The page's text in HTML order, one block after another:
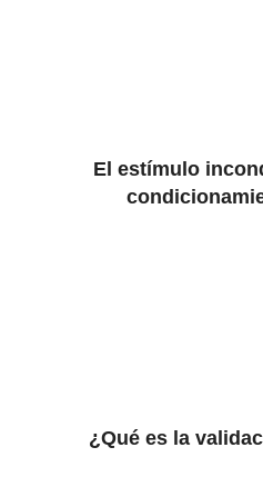
El estímulo
¿Qué es la